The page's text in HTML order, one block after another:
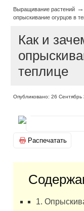
Выращивание растений →
опрыскивание огурцов в
Как и
теплице
Опубликовано: 26 Сентябрь
Распечатать
1.